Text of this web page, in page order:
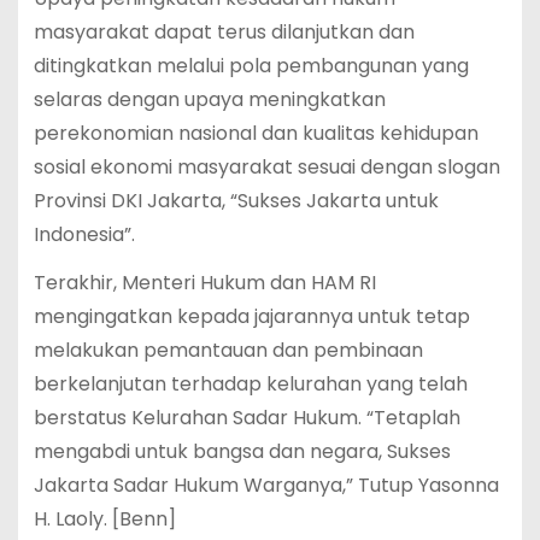
masyarakat dapat terus dilanjutkan dan
ditingkatkan melalui pola pembangunan yang
selaras dengan upaya meningkatkan
perekonomian nasional dan kualitas kehidupan
sosial ekonomi masyarakat sesuai dengan slogan
Provinsi DKI Jakarta, “Sukses Jakarta untuk
Indonesia”.
Terakhir, Menteri Hukum dan HAM RI
mengingatkan kepada jajarannya untuk tetap
melakukan pemantauan dan pembinaan
berkelanjutan terhadap kelurahan yang telah
berstatus Kelurahan Sadar Hukum. “Tetaplah
mengabdi untuk bangsa dan negara, Sukses
Jakarta Sadar Hukum Warganya,” Tutup Yasonna
H. Laoly. [Benn]